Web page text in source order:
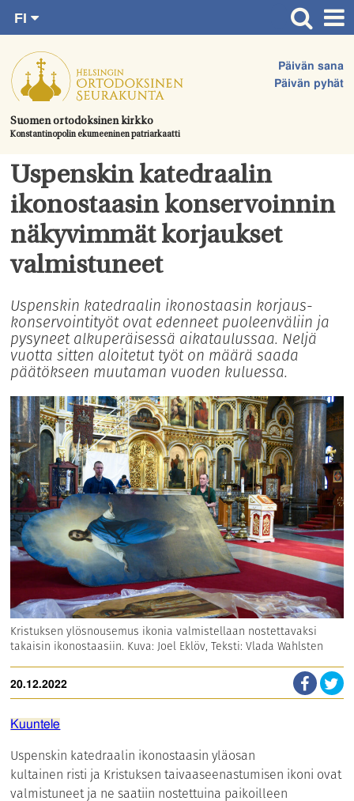
suoraan
sisältöön.
Suomen ortodoksinen kirkko
Konstantinopolin ekumeeninen patriarkaatti
Päivän sana
Päivän pyhät
FI
SV
EN
UA
Etusivu
Ajankohtaista
Juhlat & toimitukset
Kirkot
Apua & tukea
Tule mukaan
Hautausmaa
Uspenskin katedraalin
ikonostaasin konservoinnin
näkyvimmät korjaukset
valmistuneet
Uspenskin katedraalin ikonostaasin korjaus-
konservointityöt ovat edenneet puoleenväliin ja
pysyneet alkuperäisessä aikataulussaa. Neljä
vuotta sitten aloitetut työt on määrä saada
päätökseen muutaman vuoden kuluessa.
Kristuksen ylösnousemus ikonia valmistellaan nostettavaksi
takaisin ikonostaasiin. Kuva: Joel Eklöv, Teksti: Vlada Wahlsten
20.12.2022
Kuuntele
Uspenskin katedraalin ikonostaasin yläosan
kultainen risti ja Kristuksen taivaaseenastumisen ikoni ovat
valmistuneet ja ne saatiin nostettuina paikoilleen